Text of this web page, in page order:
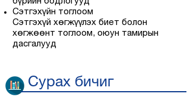
Сэтгэхүйн тоглоом
Сэтгэхүй хөгжүүлэх биет болон
хөгжөөнт тоглоом, оюун тамирын
дасгалууд
Сурах бичиг